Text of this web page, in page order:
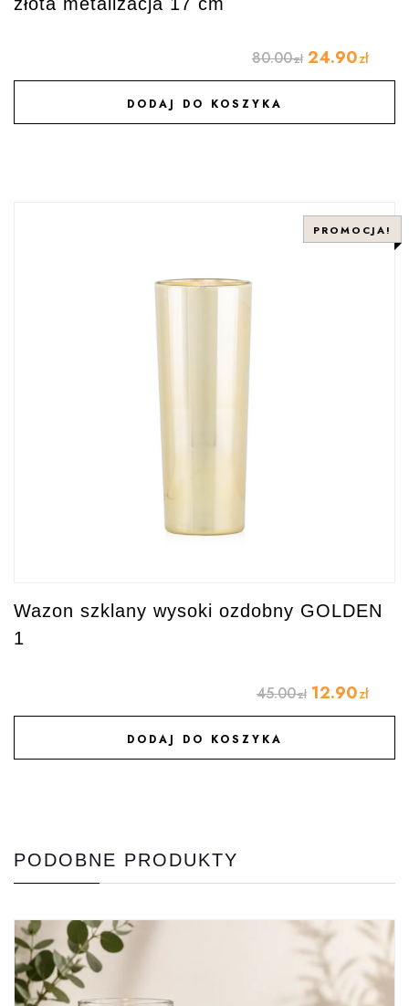
80.00zł 24.90zł
DODAJ DO KOSZYKA
DODAJ DO ULUBIONYCH
PROMOCJA!
Wazon szklany wysoki ozdobny GOLDEN
1
45.00zł 12.90zł
DODAJ DO KOSZYKA
DODAJ DO ULUBIONYCH
PODOBNE PRODUKTY